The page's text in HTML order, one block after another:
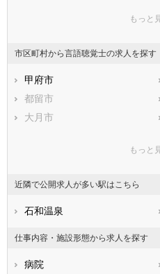
神奈川県
石川県
福井県
静岡県
滋賀県
兵庫県
山口県
福岡県
佐賀県
熊本県
もっと
市区町村から言語聴覚士の求人を探す
甲府市
都留市
大月市
中央市
南巨摩郡早川町
南都留郡西桂町
もっと
近隣で公開求人が多い駅はこちら
石和温泉
仕事内容・施設形態から求人を探す
病院